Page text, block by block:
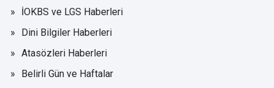
İOKBS ve LGS Haberleri
Dini Bilgiler Haberleri
Atasözleri Haberleri
Belirli Gün ve Haftalar